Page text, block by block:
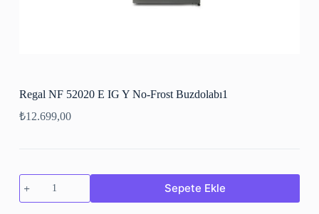
Regal NF 52020 E IG Y No-Frost Buzdolabı1
₺12.699,00
Sepete Ekle